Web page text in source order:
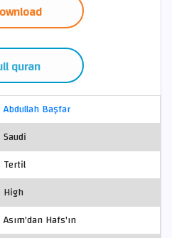
quran
Abdullah Başfar
Saudi
Tertil
High
Asım'dan Hafs'ın